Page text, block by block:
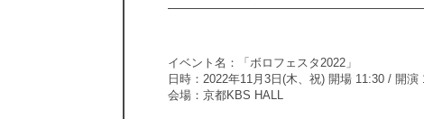
イベント名：「ボロフェスタ2022」
日時：2022年11月3日(木、祝) 開場 11:30 / 開演
会場：京都KBS HALL